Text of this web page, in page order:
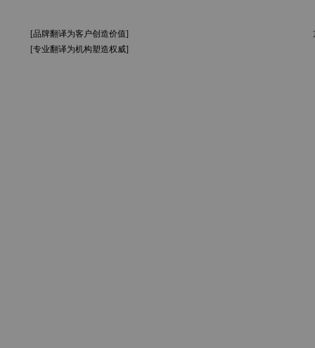
[品牌翻译为客户创造价值]
[专业翻译为机构塑造权威]